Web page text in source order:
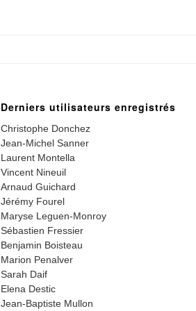
Derniers utilisateurs enregistrés
Christophe Donchez
Jean-Michel Sanner
Laurent Montella
Vincent Nineuil
Arnaud Guichard
Jérémy Fourel
Maryse Leguen-Monroy
Sébastien Fressier
Benjamin Boisteau
Marion Penalver
Sarah Daif
Elena Destic
Jean-Baptiste Mullon